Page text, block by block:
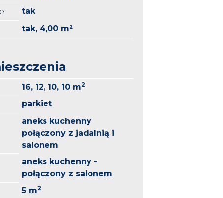
tak
tak, 4,00 m²
16, 12, 10, 10 m2
parkiet
aneks kuchenny
połączony z jadalnią i
salonem
aneks kuchenny -
połączony z salonem
5 m2